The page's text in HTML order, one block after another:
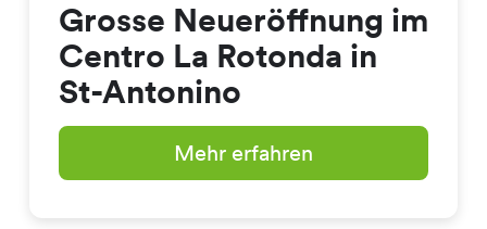
Grosse Neueröffnung im
Centro La Rotonda in
St-Antonino
Mehr erfahren